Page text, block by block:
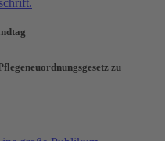
zu